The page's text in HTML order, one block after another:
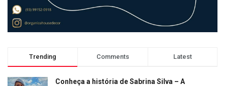
Trending Comments Latest
Conheça a história de Sabrina Silva – A